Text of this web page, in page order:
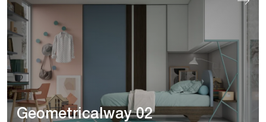
Geometricalway 02